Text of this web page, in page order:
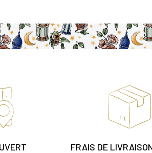
FRAIS DE